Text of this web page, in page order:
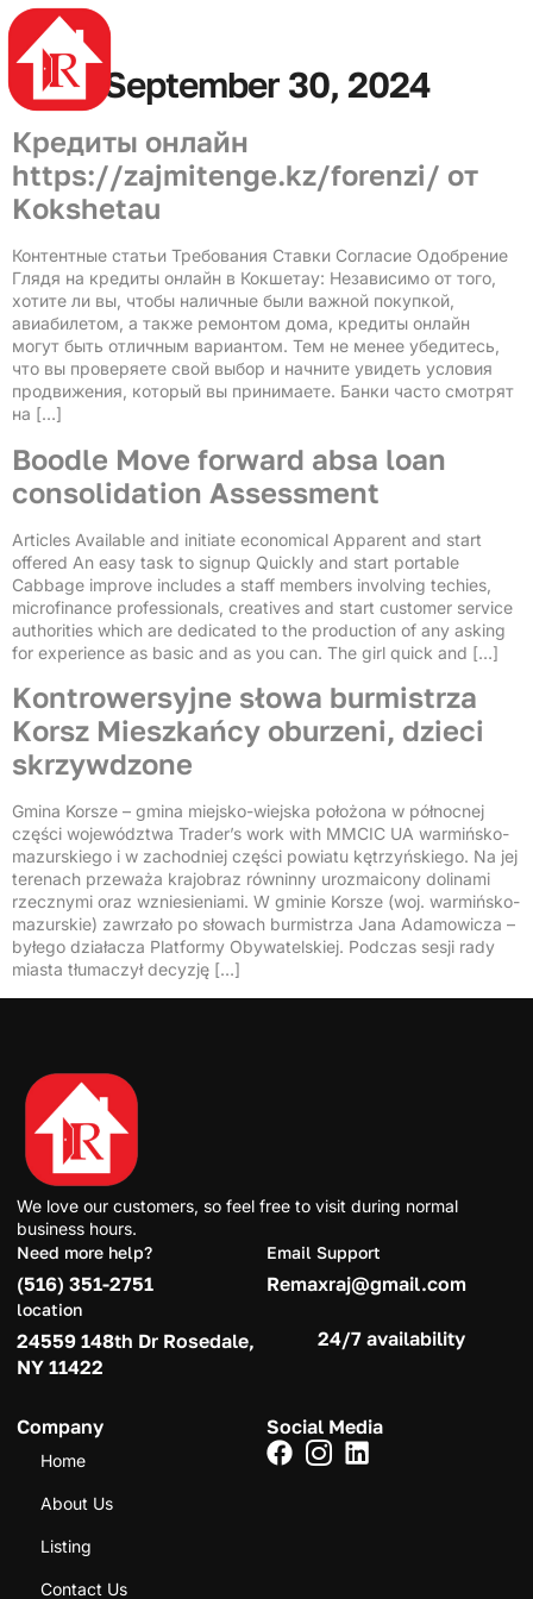
Day: September 30, 2024
Кредиты онлайн
https://zajmitenge.kz/forenzi/ от
Kokshetau
Контентные статьи Требования Ставки Согласие Одобрение
Глядя на кредиты онлайн в Кокшетау: Независимо от того,
хотите ли вы, чтобы наличные были важной покупкой,
авиабилетом, а также ремонтом дома, кредиты онлайн
могут быть отличным вариантом. Тем не менее убедитесь,
что вы проверяете свой выбор и начните увидеть условия
продвижения, который вы принимаете. Банки часто смотрят
на […]
Boodle Move forward absa loan
consolidation Assessment
Articles Available and initiate economical Apparent and start
offered An easy task to signup Quickly and start portable
Cabbage improve includes a staff members involving techies,
microfinance professionals, creatives and start customer service
authorities which are dedicated to the production of any asking
for experience as basic and as you can. The girl quick and […]
Kontrowersyjne słowa burmistrza
Korsz Mieszkańcy oburzeni, dzieci
skrzywdzone
Gmina Korsze – gmina miejsko-wiejska położona w północnej
części województwa Trader’s work with MMCIC UA warmińsko-
mazurskiego i w zachodniej części powiatu kętrzyńskiego. Na jej
terenach przeważa krajobraz równinny urozmaicony dolinami
rzecznymi oraz wzniesieniami. W gminie Korsze (woj. warmińsko-
mazurskie) zawrzało po słowach burmistrza Jana Adamowicza –
byłego działacza Platformy Obywatelskiej. Podczas sesji rady
miasta tłumaczył decyzję […]
We love our customers, so feel free to visit during normal
business hours.
Need more help?
(516) 351-2751
Email Support
Remaxraj@gmail.com
location
24559 148th Dr Rosedale,
NY 11422
24/7 availability
Company
Home
About Us
Listing
Contact Us
Social Media